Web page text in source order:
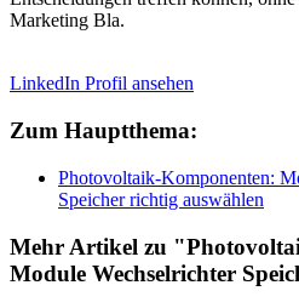
Marketing Bla.
LinkedIn Profil ansehen
Zum Hauptthema:
Photovoltaik-Komponenten:
Speicher richtig auswählen
Mehr Artikel zu
Module Wechselrichter